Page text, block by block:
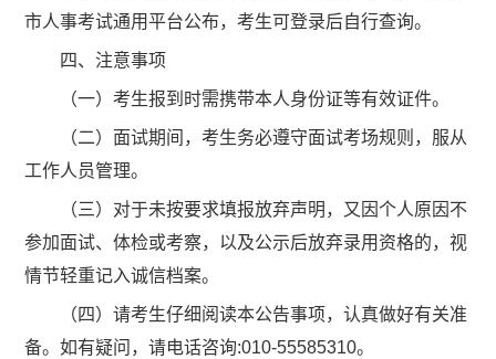
市人事考试通用平台公布，考生可登录后自行查询。
四、注意事项
（一）考生报到时需携带本人身份证等有效证件。
（二）面试期间，考生务必遵守面试考场规则，服从
工作人员管理。
（三）对于未按要求填报放弃声明，又因个人原因不
参加面试、体检或考察，以及公示后放弃录用资格的，视
情节轻重记入诚信档案。
（四）请考生仔细阅读本公告事项，认真做好有关准
备。如有疑问，请电话咨询:010-55585310。